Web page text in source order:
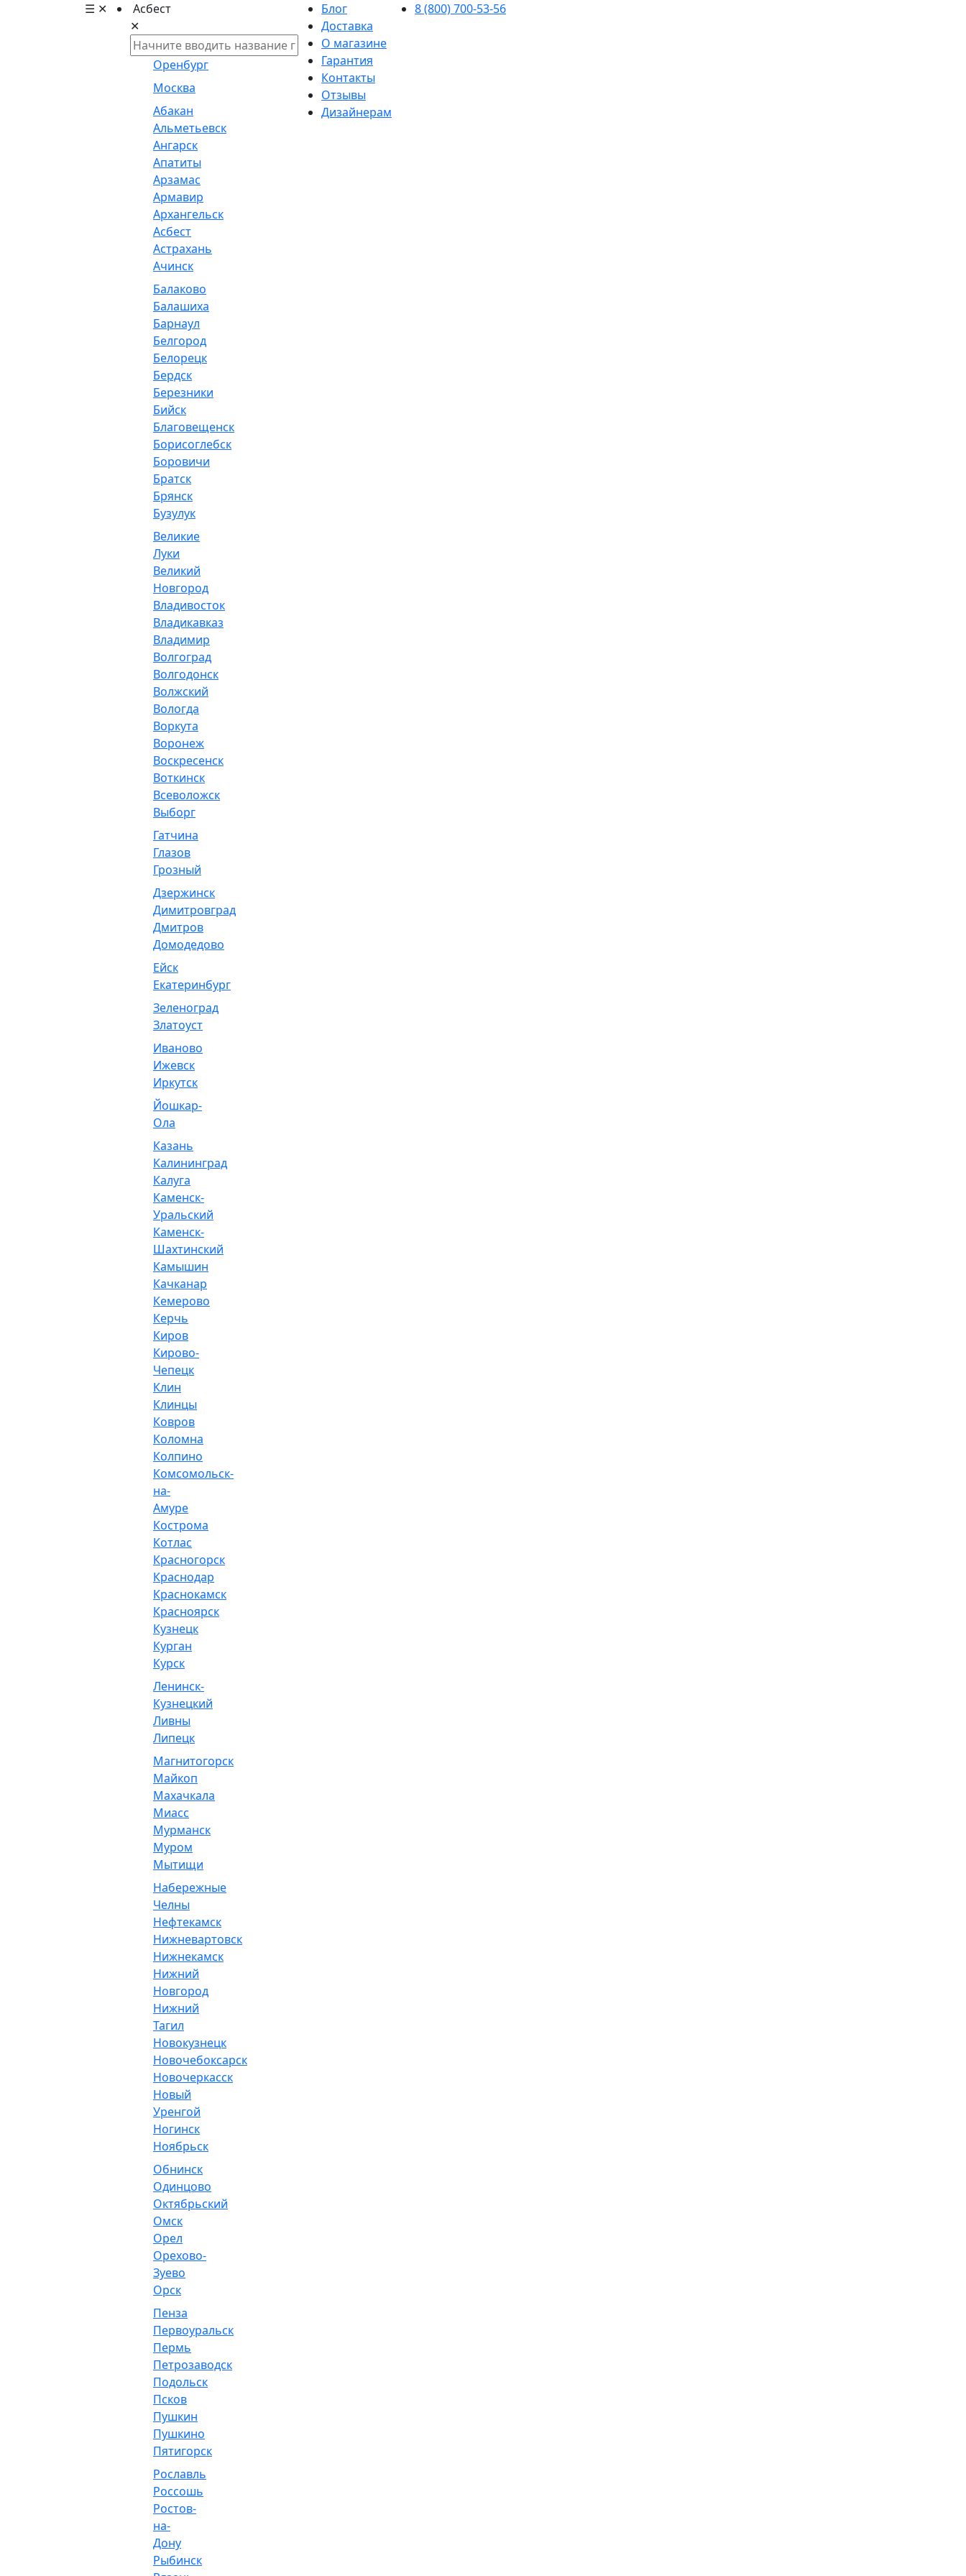
☰ ✕
Асбест
✕
Оренбург
Москва
Абакан
Альметьевск
Ангарск
Апатиты
Арзамас
Армавир
Архангельск
Асбест
Астрахань
Ачинск
Балаково
Балашиха
Барнаул
Белгород
Белорецк
Бердск
Березники
Бийск
Благовещенск
Борисоглебск
Боровичи
Братск
Брянск
Бузулук
Великие
Луки
Великий
Новгород
Владивосток
Владикавказ
Владимир
Волгоград
Волгодонск
Волжский
Вологда
Воркута
Воронеж
Воскресенск
Воткинск
Всеволожск
Выборг
Гатчина
Глазов
Грозный
Дзержинск
Димитровград
Дмитров
Домодедово
Ейск
Екатеринбург
Зеленоград
Златоуст
Иваново
Ижевск
Иркутск
Йошкар-
Ола
Казань
Калининград
Калуга
Каменск-
Уральский
Каменск-
Шахтинский
Камышин
Качканар
Кемерово
Керчь
Киров
Кирово-
Чепецк
Клин
Клинцы
Ковров
Коломна
Колпино
Комсомольск-
на-
Амуре
Кострома
Котлас
Красногорск
Краснодар
Краснокамск
Красноярск
Кузнецк
Курган
Курск
Ленинск-
Кузнецкий
Ливны
Липецк
Магнитогорск
Майкоп
Махачкала
Миасс
Мурманск
Муром
Мытищи
Набережные
Челны
Нефтекамск
Нижневартовск
Нижнекамск
Нижний
Новгород
Нижний
Тагил
Новокузнецк
Новочебоксарск
Новочеркасск
Новый
Уренгой
Ногинск
Ноябрьск
Обнинск
Одинцово
Октябрьский
Омск
Орел
Орехово-
Зуево
Орск
Пенза
Первоуральск
Пермь
Петрозаводск
Подольск
Псков
Пушкин
Пушкино
Пятигорск
Рославль
Россошь
Ростов-
на-
Дону
Рыбинск
Блог
Доставка
О магазине
Гарантия
Контакты
Отзывы
Дизайнерам
8 (800) 700-53-56